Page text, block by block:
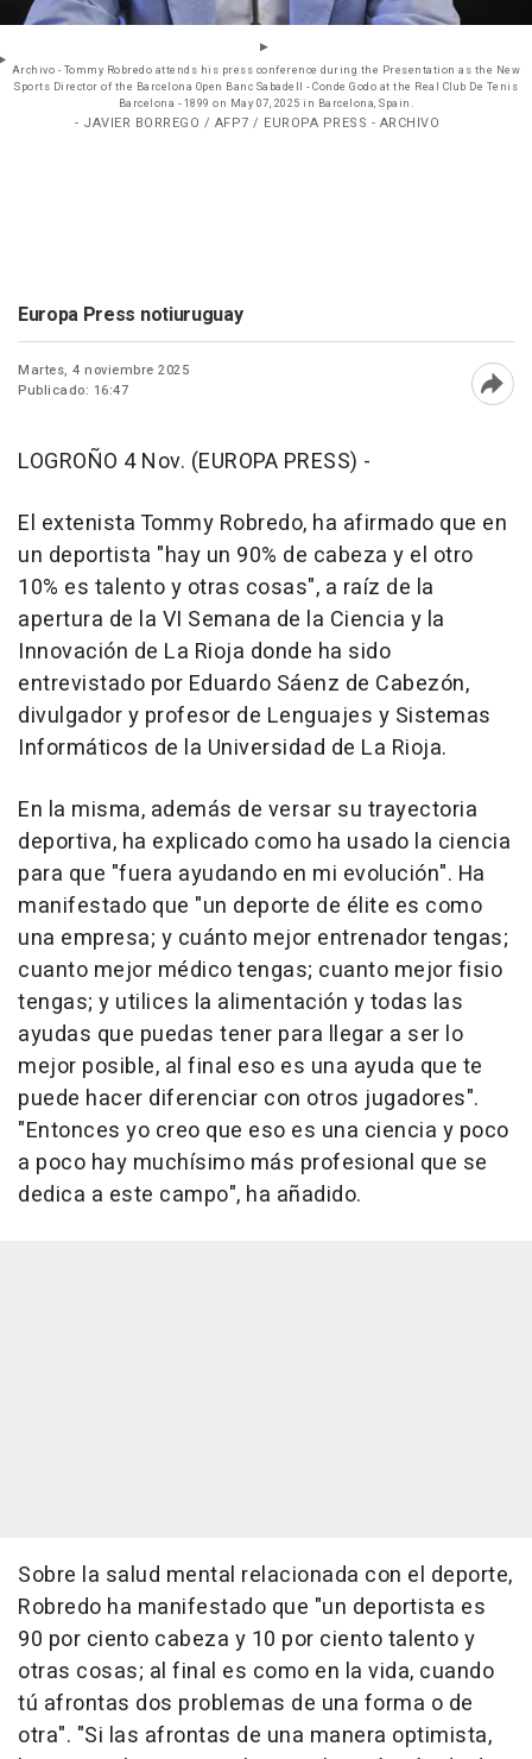
Archivo - Tommy Robredo attends his press conference during the Presentation as the New
Sports Director of the Barcelona Open Banc Sabadell - Conde Godo at the Real Club De Tenis
Barcelona - 1899 on May 07, 2025 in Barcelona, Spain.
- JAVIER BORREGO / AFP7 / EUROPA PRESS - ARCHIVO
Europa Press notiuruguay
Martes, 4 noviembre 2025
Publicado: 16:47
LOGROÑO 4 Nov. (EUROPA PRESS) -
El extenista Tommy Robredo, ha afirmado que en
un deportista "hay un 90% de cabeza y el otro
10% es talento y otras cosas", a raíz de la
apertura de la VI Semana de la Ciencia y la
Innovación de La Rioja donde ha sido
entrevistado por Eduardo Sáenz de Cabezón,
divulgador y profesor de Lenguajes y Sistemas
Informáticos de la Universidad de La Rioja.
En la misma, además de versar su trayectoria
deportiva, ha explicado como ha usado la ciencia
para que "fuera ayudando en mi evolución". Ha
manifestado que "un deporte de élite es como
una empresa; y cuánto mejor entrenador tengas;
cuanto mejor médico tengas; cuanto mejor fisio
tengas; y utilices la alimentación y todas las
ayudas que puedas tener para llegar a ser lo
mejor posible, al final eso es una ayuda que te
puede hacer diferenciar con otros jugadores".
"Entonces yo creo que eso es una ciencia y poco
a poco hay muchísimo más profesional que se
dedica a este campo", ha añadido.
Sobre la salud mental relacionada con el deporte,
Robredo ha manifestado que "un deportista es
90 por ciento cabeza y 10 por ciento talento y
otras cosas; al final es como en la vida, cuando
tú afrontas dos problemas de una forma o de
otra". "Si las afrontas de una manera optimista,